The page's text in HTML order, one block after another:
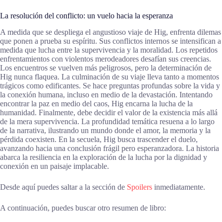
La resolución del conflicto: un vuelo hacia la esperanza
A medida que se despliega el angustioso viaje de Hig, enfrenta dilemas
que ponen a prueba su espíritu. Sus conflictos internos se intensifican a
medida que lucha entre la supervivencia y la moralidad. Los repetidos
enfrentamientos con violentos merodeadores desafían sus creencias.
Los encuentros se vuelven más peligrosos, pero la determinación de
Hig nunca flaquea. La culminación de su viaje lleva tanto a momentos
trágicos como edificantes. Se hace preguntas profundas sobre la vida y
la conexión humana, incluso en medio de la devastación. Intentando
encontrar la paz en medio del caos, Hig encarna la lucha de la
humanidad. Finalmente, debe decidir el valor de la existencia más allá
de la mera supervivencia. La profundidad temática resuena a lo largo
de la narrativa, ilustrando un mundo donde el amor, la memoria y la
pérdida coexisten. En la secuela, Hig busca trascender el duelo,
avanzando hacia una conclusión frágil pero esperanzadora. La historia
abarca la resiliencia en la exploración de la lucha por la dignidad y
conexión en un paisaje implacable.
Desde aquí puedes saltar a la sección de Spoilers inmediatamente.
A continuación, puedes buscar otro resumen de libro: